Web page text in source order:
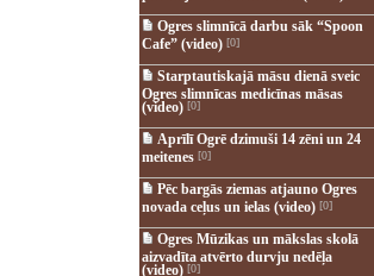
Ogres slimnīcā darbu sāk “Spoon
Cafe” (video)[0]
Starptautiskajā māsu dienā sveic
Ogres slimnīcas medicīnas māsas
(video)[0]
Aprīlī Ogrē dzimuši 14 zēni un 24
meitenes [0]
Pēc bargās ziemas atjauno Ogres
novada ceļus un ielas (video)[0]
Ogres Mūzikas un mākslas skolā
aizvadīta atvērto durvju nedēļa
(video)[0]